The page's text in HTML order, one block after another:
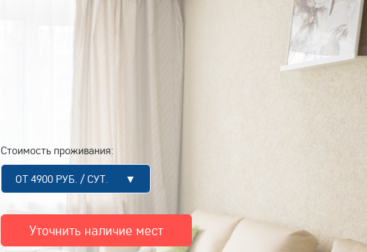
Стоимость проживания:
ОТ 4900 РУБ. / СУТ. ▼
Уточнить наличие мест